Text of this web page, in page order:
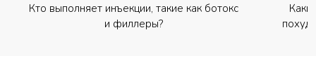
Кто выполняет инъекции, такие как ботокс
и филлеры?